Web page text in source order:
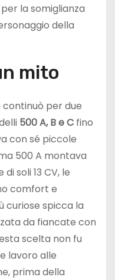
la somiglianza
della
mito
continuò per due
500 A, B e C fino
con sé piccole
500 A montava
soli 13 CV, le
comfort e
curiose spicca la
da fiancate con
scelta non fu
lavoro alle
prima della